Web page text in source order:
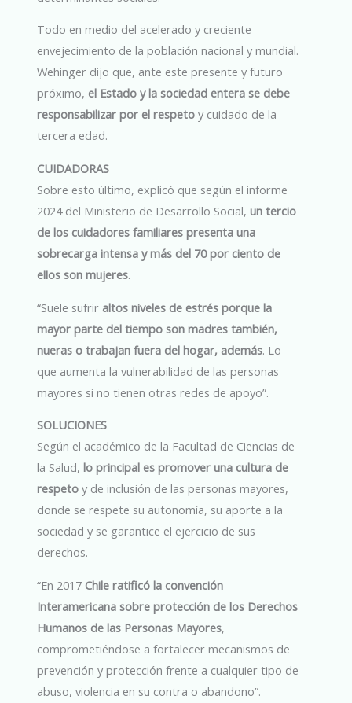
Todo en medio del acelerado y creciente
envejecimiento de la población nacional y mundial.
Wehinger dijo que, ante este presente y futuro
próximo, el Estado y la sociedad entera se debe
responsabilizar por el respeto y cuidado de la
tercera edad.
CUIDADORAS
Sobre esto último, explicó que según el informe
2024 del Ministerio de Desarrollo Social,un tercio
de los cuidadores familiares presenta una
sobrecarga intensa y más del 70 por ciento de
ellos son mujeres.
“Suele sufrir altos niveles de estrés porque la
mayor parte del tiempo son madres también,
nueras o trabajan fuera del hogar, además. Lo
que aumenta la vulnerabilidad de las personas
mayores si no tienen otras redes de apoyo”.
SOLUCIONES
Según el académico de la Facultad de Ciencias de
la Salud,lo principal es promover una cultura de
respeto y de inclusión de las personas mayores,
donde se respete su autonomía, su aporte a la
sociedad y se garantice el ejercicio de sus
derechos.
“En 2017 Chile ratificó la convención
Interamericana sobre protección de los Derechos
Humanos de las Personas Mayores,
comprometiéndose a fortalecer mecanismos de
prevención y protección frente a cualquier tipo de
abuso, violencia en su contra o abandono”.